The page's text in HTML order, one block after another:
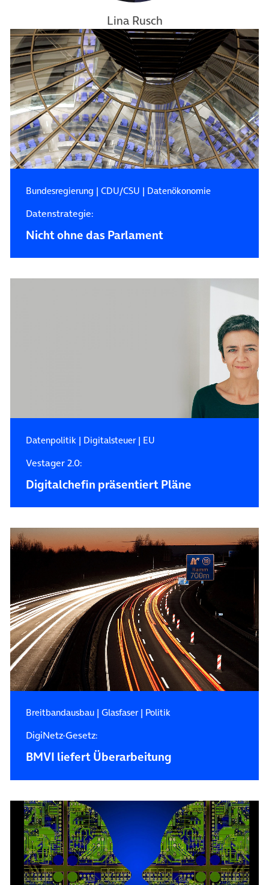
Lina Rusch
Bundesregierung | CDU/CSU | Datenökonomie
Datenstrategie:
Nicht ohne das Parlament
Datenpolitik| Digitalsteuer| EU
Vestager 2.0:
Digitalchefin präsentiert Pläne
Breitbandausbau| Glasfaser| Politik
DigiNetz-Gesetz:
BMVI liefert Überarbeitung